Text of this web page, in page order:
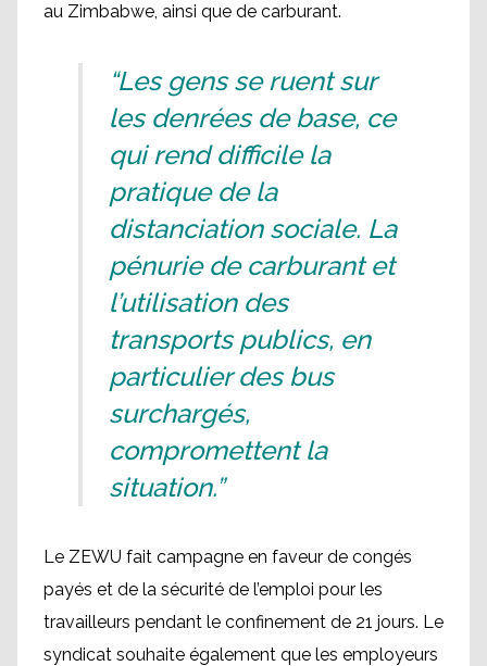
au Zimbabwe, ainsi que de carburant.
“Les gens se ruent sur
les denrées de base, ce
qui rend difficile la
pratique de la
distanciation sociale. La
pénurie de carburant et
l’utilisation des
transports publics, en
particulier des bus
surchargés,
compromettent la
situation.”
Le ZEWU fait campagne en faveur de congés
payés et de la sécurité de l’emploi pour les
travailleurs pendant le confinement de 21 jours. Le
syndicat souhaite également que les employeurs